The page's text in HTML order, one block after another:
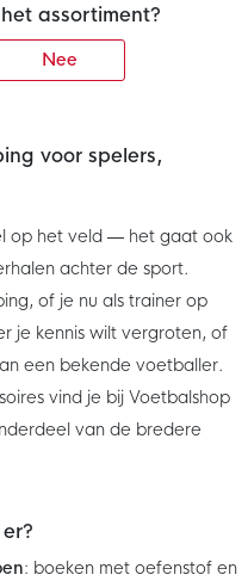
assortiment?
Nee
voor spelers,
op het veld — het gaat ook
achter de sport.
of je nu als trainer op
je kennis wilt vergroten, of
een bekende voetballer.
vind je bij Voetbalshop
van de bredere
: boeken met oefenstof en